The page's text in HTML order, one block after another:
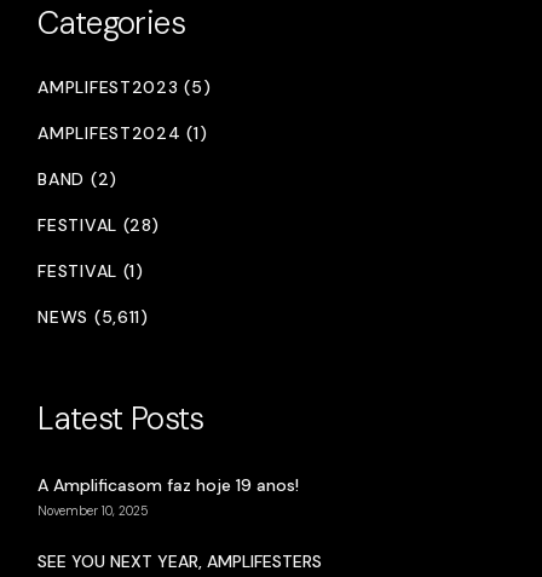
Categories
AMPLIFEST2023 (5)
AMPLIFEST2024 (1)
BAND (2)
FESTIVAL (28)
FESTIVAL (1)
NEWS (5,611)
Latest Posts
A Amplificasom faz hoje 19 anos!
November 10, 2025
SEE YOU NEXT YEAR, AMPLIFESTERS